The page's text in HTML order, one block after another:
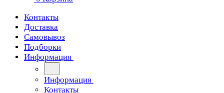
Контакты
Доставка
Самовывоз
Подборки
Информация
Информация
Контакты